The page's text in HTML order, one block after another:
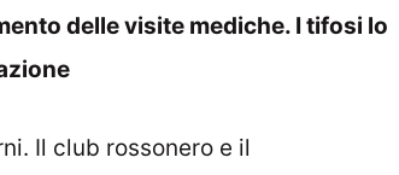
delle visite mediche. I tifosi lo
Il club rossonero e il